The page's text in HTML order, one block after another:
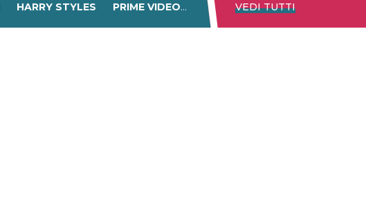
HARRY STYLES PRIME VIDEO DISNEY+ NETFLIX
VEDI TUTTI